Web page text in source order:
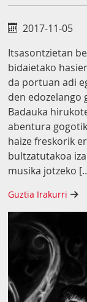
2017-11-05
Itsasontzietan
bidaietako
da portuan adi
den
Badauka
abentura
haize freskorik
bultzatutakoa
musika jotzeko
Guztia Irakurri